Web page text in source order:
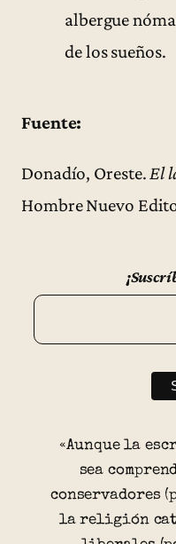
albergue
de los sueños.
Fuente:
Donadío, Oreste.El
Hombre Nuevo
«Aunque la
sea
conservadores
la religión